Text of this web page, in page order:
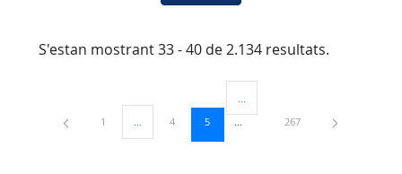
S'estan mostrant 33 - 40 de 2.134 resultats.
Pàgina
1 ...Pàgines intermèdies Utilitzeu TAB per navegar.
Pàgina
4 Pàgina
5
Pàgines intermèdies Utilitzeu TAB
Pàgina
267